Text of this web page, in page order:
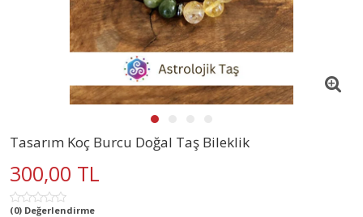
Tasarım Koç Burcu Doğal Taş Bileklik
300,00 TL
(0) Değerlendirme